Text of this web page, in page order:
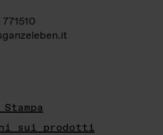
sui prodotti